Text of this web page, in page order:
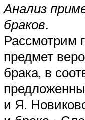
Анализ
браков.
Рассмотрим
предмет
брака, в
и Я.